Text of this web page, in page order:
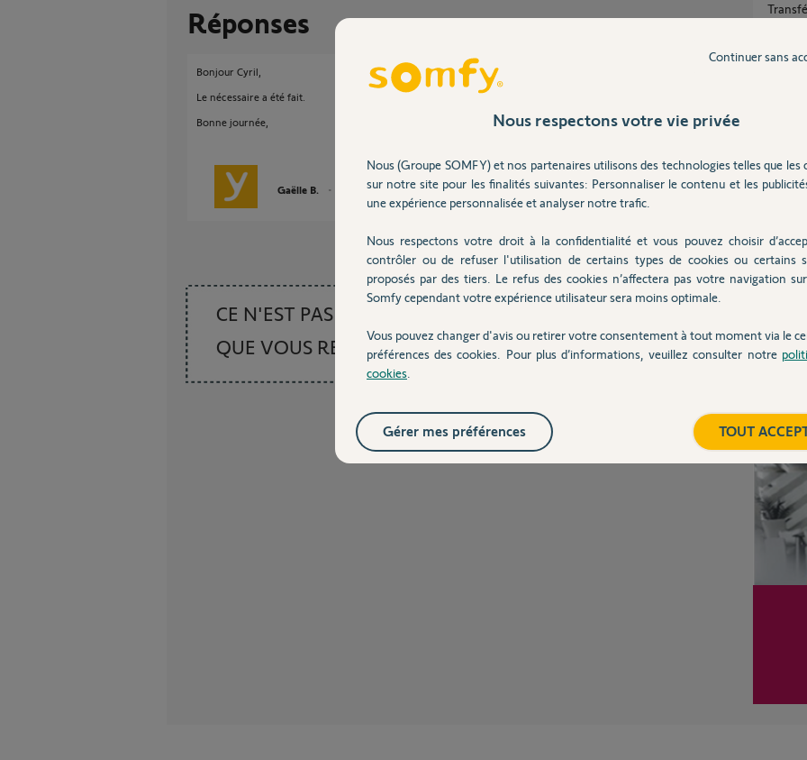
Réponses
Bonjour Cyril,
Le nécessaire a été fait.
Bonne journée,
Gaëlle B. il y a plus de 3 ans
CE N'EST PAS CE
QUE VOUS RECHERCHEZ
Posez votre question
Transférer box conexoon vers tahoma rail
din
20
Suppression compte sur kit connectivité
Somfy
1réponse
Nous respectons votre vie privée
Nous (Groupe SOMFY) et nos partenaires utilisons des technologies telles que les
sur notre site pour les finalités suivantes: Personnaliser le contenu et les
une expérience personnalisée et analyser notre trafic.
Nous respectons votre droit à la confidentialité et vous pouvez choisir
contrôler ou de refuser l'utilisation de certains types de cookies ou certains
proposés par des tiers. Le refus des cookies n’affectera pas votre navigation
Somfy cependant votre expérience utilisateur sera moins optimale.
Vous pouvez changer d'avis ou retirer votre consentement à tout moment via le
préférences des cookies. Pour plus d’informations, veuillez consulter notre
cookies
Continuer sans
TOUT
Gérer mes préférences